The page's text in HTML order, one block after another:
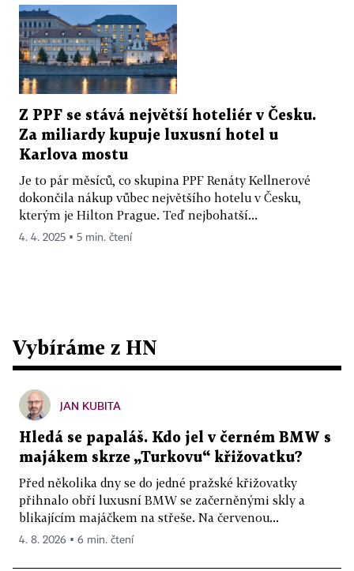
Z PPF se stává největší hoteliér v Česku.
Za miliardy kupuje luxusní hotel u
Karlova mostu
Je to pár měsíců, co skupina PPF Renáty Kellnerové
dokončila nákup vůbec největšího hotelu v Česku,
kterým je Hilton Prague. Teď nejbohatší...
4. 4. 2025 ▪ 5 min. čtení
Vybíráme z HN
JAN KUBITA
Hledá se papaláš. Kdo jel v černém BMW s
majákem skrze „Turkovu“ křižovatku?
Před několika dny se do jedné pražské křižovatky
přihnalo obří luxusní BMW se začerněnými skly a
blikajícím majáčkem na střeše. Na červenou...
4. 8. 2026 ▪ 6 min. čtení